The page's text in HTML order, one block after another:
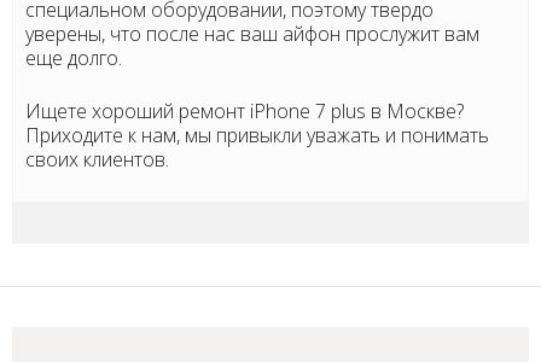
специальном оборудовании, поэтому твердо
уверены, что после нас ваш айфон прослужит вам
еще долго.
Ищете хороший ремонт iPhone 7 plus в Москве?
Приходите к нам, мы привыкли уважать и понимать
своих клиентов.